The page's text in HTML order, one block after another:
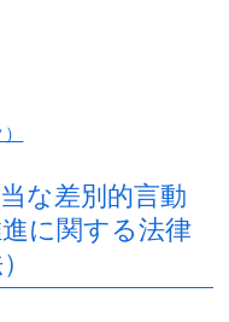
な差別的言動
に関する法律